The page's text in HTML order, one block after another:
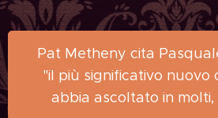
Pat Metheny cita
"il più significativo nuovo
abbia ascoltato in molti,